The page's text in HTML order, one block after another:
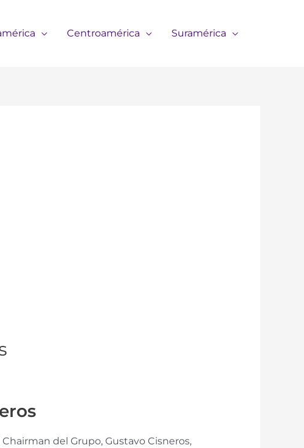
Centroamérica Suramérica​​
del Grupo, Gustavo Cisneros,